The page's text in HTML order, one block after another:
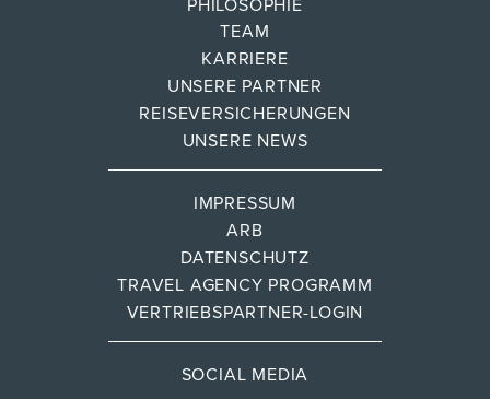
PHILOSOPHIE
TEAM
KARRIERE
UNSERE PARTNER
REISEVERSICHERUNGEN
UNSERE NEWS
IMPRESSUM
ARB
DATENSCHUTZ
TRAVEL AGENCY PROGRAMM
VERTRIEBSPARTNER-LOGIN
SOCIAL MEDIA